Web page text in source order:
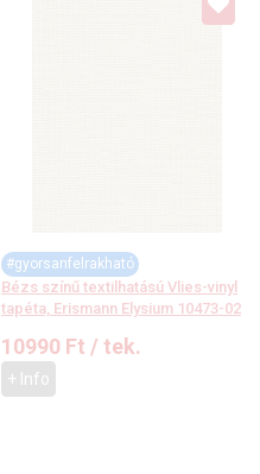
#gyorsanfelrakható
Bézs színű textilhatású Vlies-vinyl
tapéta, Erismann Elysium 10473-02
10990 Ft / tek.
+ Info